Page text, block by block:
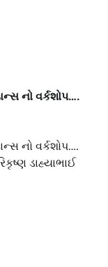
નો વર્કશોપ….
નો વર્કશોપ….
ડાહ્યાભાઈ